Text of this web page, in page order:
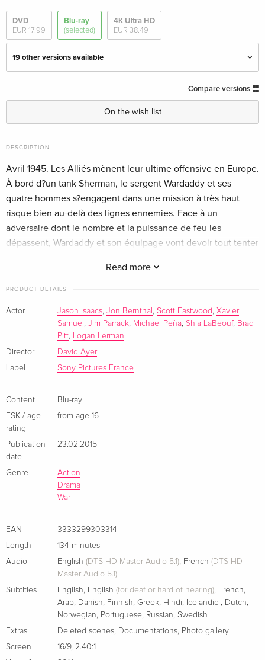
DVD
EUR 17.99
Blu-ray
(selected)
4K Ultra HD
EUR 38.49
19 other versions available
EUR 57.99
English · UK Version
Standard edition
EUR 22.49
4K Ultra HD + Blu-ray
English · UK Version
English · US Version
Limited Edition, Steelbook, 4K Ultra HD + Blu-
ray
English · US Version
4K Mastered
ray
German
4K Mastered, Steelbook, 2 Blu-rays
Standard edition
French
Standard edition
Standard edition — (selected)
4K Ultra HD + Blu-ray
Compare versions
On the wish list
DESCRIPTION
Read more
Avril 1945. Les Alliés mènent leur ultime offensive en Europe.
À bord d?un tank Sherman, le sergent Wardaddy et ses
quatre hommes s?engagent dans une mission à très haut
risque bien au-delà des lignes ennemies. Face à un
adversaire dont le nombre et la puissance de feu les
dépassent, Wardaddy et son équipage vont devoir tout tenter
PRODUCT DETAILS
Actor Jason Isaacs, Jon Bernthal , Scott Eastwood , Xavier
Samuel , Jim Parrack, Michael Peña, Shia LaBeouf, Brad
Pitt, Logan Lerman
Director
David Ayer
Label
Sony Pictures France
Content
Blu-ray
FSK / age
rating
from age 16
Publication
date
23.02.2015
Genre
Action
Drama
War
EAN
3333299303314
Length
134 minutes
Audio
English (DTS HD Master Audio 5.1), French (DTS HD
Master Audio 5.1)
Subtitles
English, English (for deaf or hard of hearing), French,
Arab, Danish, Finnish, Greek, Hindi, Icelandic , Dutch,
Norwegian, Portuguese, Russian, Swedish
Extras
Deleted scenes, Documentations, Photo gallery
Screen
16/9, 2.40:1